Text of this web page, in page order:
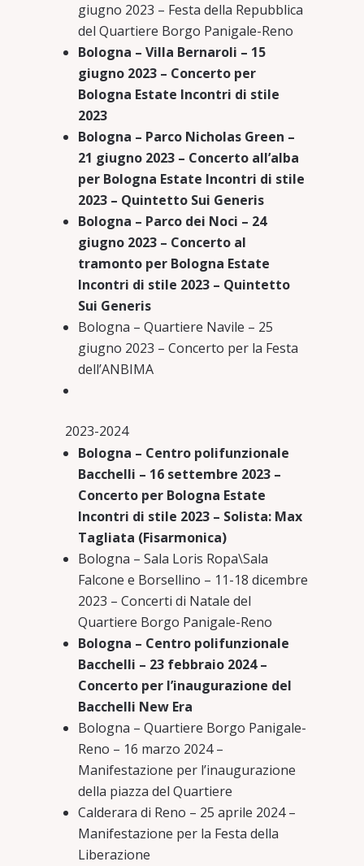
giugno 2023 – Festa della Repubblica
del Quartiere Borgo Panigale-Reno
Bologna – Villa Bernaroli – 15
giugno 2023 – Concerto per
Bologna Estate Incontri di stile
2023
Bologna – Parco Nicholas Green –
21 giugno 2023 – Concerto all’alba
per Bologna Estate Incontri di stile
2023 – Quintetto Sui Generis
Bologna – Parco dei Noci – 24
giugno 2023 – Concerto al
tramonto per Bologna Estate
Incontri di stile 2023 – Quintetto
Sui Generis
Bologna – Quartiere Navile – 25
giugno 2023 – Concerto per la Festa
dell’ANBIMA
2023-2024
Bologna – Centro polifunzionale
Bacchelli – 16 settembre 2023 –
Concerto per Bologna Estate
Incontri di stile 2023 – Solista: Max
Tagliata (Fisarmonica)
Bologna – Sala Loris Ropa\Sala
Falcone e Borsellino – 11-18 dicembre
2023 – Concerti di Natale del
Quartiere Borgo Panigale-Reno
Bologna – Centro polifunzionale
Bacchelli – 23 febbraio 2024 –
Concerto per l’inaugurazione del
Bacchelli New Era
Bologna – Quartiere Borgo Panigale-
Reno – 16 marzo 2024 –
Manifestazione per l’inaugurazione
della piazza del Quartiere
Calderara di Reno – 25 aprile 2024 –
Manifestazione per la Festa della
Liberazione